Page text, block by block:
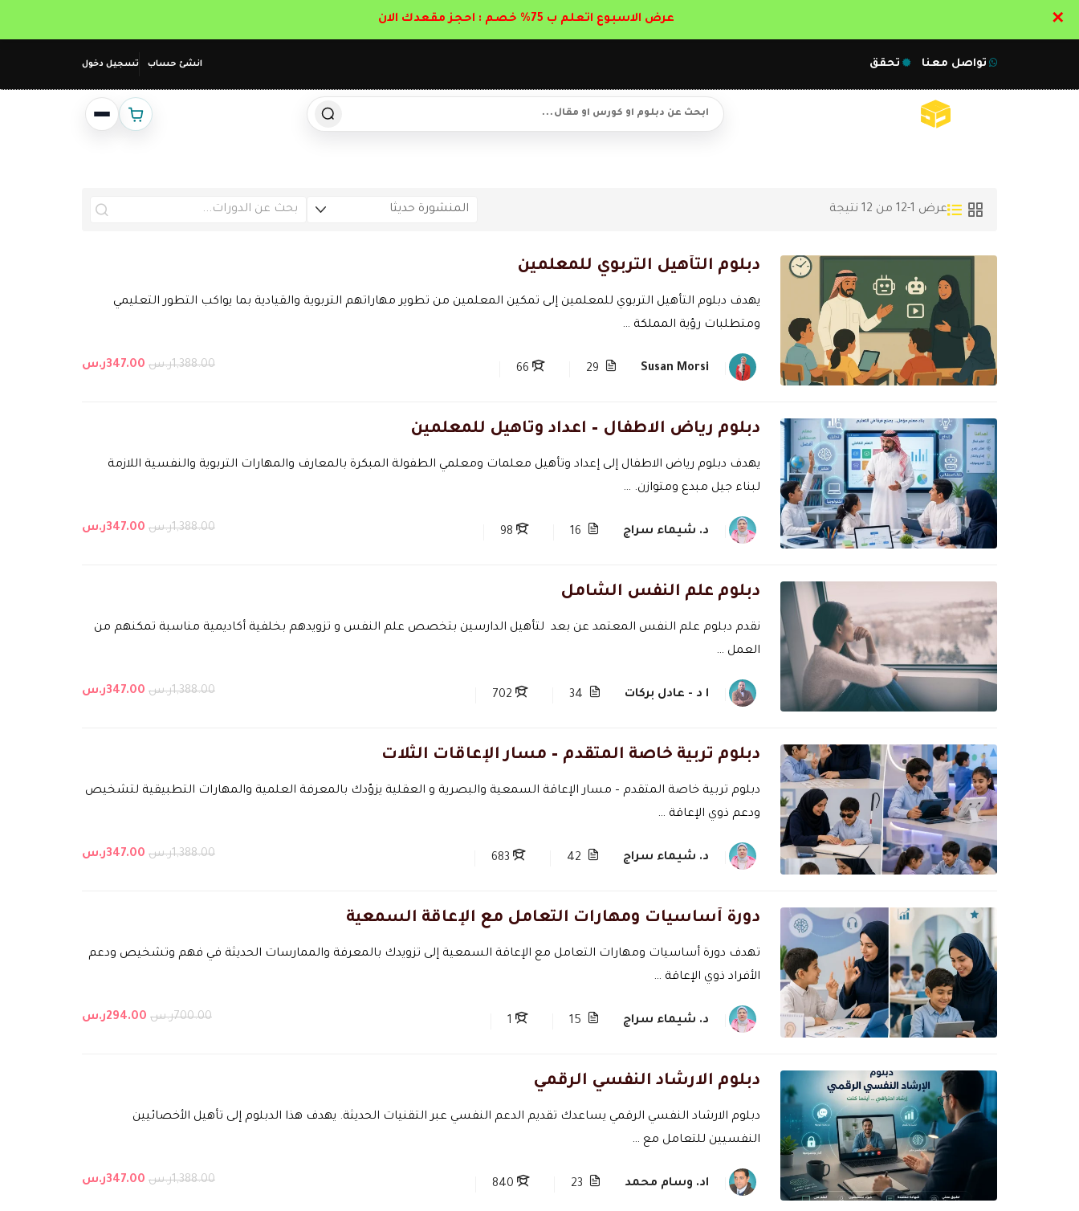
انشئ حساب تسجيل دخول تواصل معنا تحقق
عرض 1-12 من 12 نتيجة
دبلوم التأهيل التربوي للمعلمين
يهدف دبلوم التأهيل التربوي للمعلمين إلى تمكين المعلمين من تطوير مهاراتهم التربوية والقيادية بما يواكب التطور التعليمي
ومتطلبات رؤية المملكة …
Susan Morsi
29
66 1,388.00ر.س 347.00ر.س
دبلوم رياض الاطفال – اعداد وتاهيل للمعلمين
يهدف دبلوم رياض الاطفال إلى إعداد وتأهيل معلمات ومعلمي الطفولة المبكرة بالمعارف والمهارات التربوية والنفسية اللازمة
لبناء جيل مبدع ومتوازن. …
د. شيماء سراج 16
98 1,388.00ر.س 347.00ر.س
دبلوم علم النفس الشامل
نقدم دبلوم علم النفس المعتمد عن بعد لتأهيل الدارسين بتخصص علم النفس و تزويدهم بخلفية أكاديمية مناسبة تمكنهم من
العمل …
ا د - عادل بركات 34
702 1,388.00ر.س 347.00ر.س
دبلوم تربية خاصة المتقدم – مسار الإعاقات الثلات
دبلوم تربية خاصة المتقدم – مسار الإعاقة السمعية والبصرية و العقلية يزوّدك بالمعرفة العلمية والمهارات التطبيقية لتشخيص
ودعم ذوي الإعاقة …
د. شيماء سراج 42
683 1,388.00ر.س 347.00ر.س
دورة أساسيات ومهارات التعامل مع الإعاقة السمعية
تهدف دورة أساسيات ومهارات التعامل مع الإعاقة السمعية إلى تزويدك بالمعرفة والممارسات الحديثة في فهم وتشخيص ودعم
الأفراد ذوي الإعاقة …
د. شيماء سراج 15
1 700.00ر.س 294.00ر.س
دبلوم الارشاد النفسي الرقمي
دبلوم الارشاد النفسي الرقمي يساعدك تقديم الدعم النفسي عبر التقنيات الحديثة. يهدف هذا الدبلوم إلى تأهيل الأخصائيين
النفسيين للتعامل مع …
اد. وسام محمد 23
840 1,388.00ر.س 347.00ر.س
عرض الاسبوع اتعلم ب 75% خصم : احجز مقعدك الان ✕